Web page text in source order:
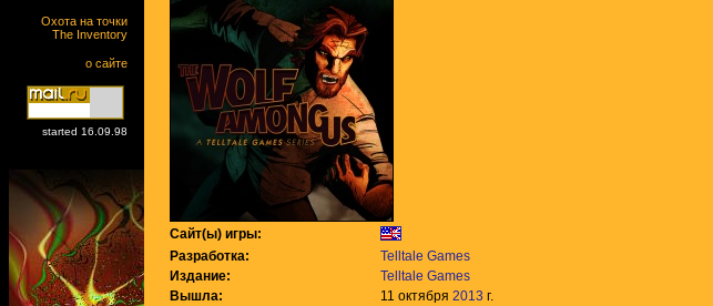
Охота на точки
The Inventory
о сайте
started 16.09.98
Сайт(ы) игры:
Разработка:
Telltale Games
Издание:
Telltale Games
Вышла:
11 октября 2013 г.